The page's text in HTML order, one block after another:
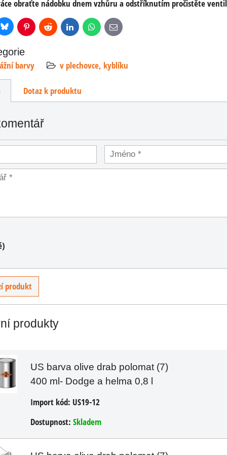
obraťte nádobku dnem vzhůru a odstříknutím pročistěte
BlueskyPinterestReddit LinkedInWhatsApp
E-
mail
barvy
v plechovce, kyblíku
Dotaz k produktu
produkt
produkty
US barva olive drab polomat (7)
400 ml- Dodge a helma 0,8 l
Import kód: US19-12
Dostupnost: Skladem
l